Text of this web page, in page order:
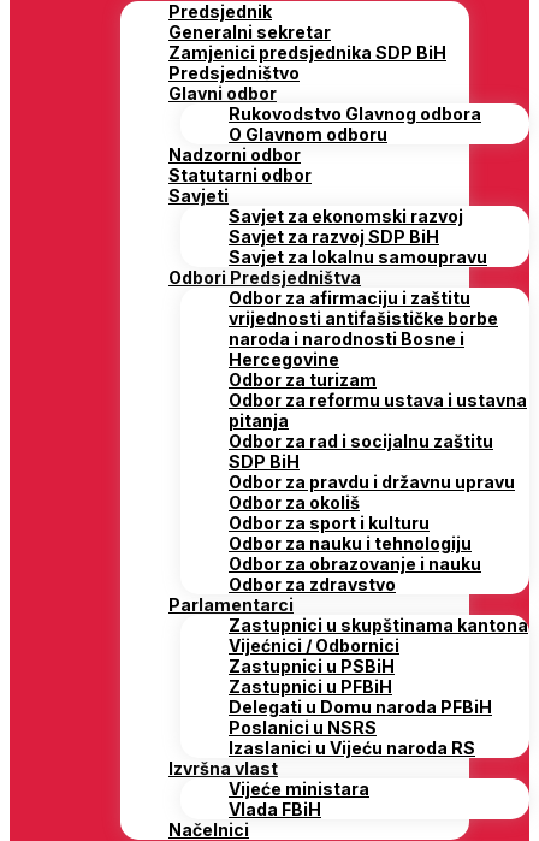
Predsjednik
Generalni sekretar
Zamjenici predsjednika SDP BiH
Predsjedništvo
Glavni odbor
Rukovodstvo Glavnog odbora
O Glavnom odboru
Nadzorni odbor
Statutarni odbor
Savjeti
Savjet za ekonomski razvoj
Savjet za razvoj SDP BiH
Savjet za lokalnu samoupravu
Odbori Predsjedništva
Odbor za afirmaciju i zaštitu
vrijednosti antifašističke borbe
naroda i narodnosti Bosne i
Hercegovine
Odbor za turizam
Odbor za reformu ustava i ustavna
pitanja
Odbor za rad i socijalnu zaštitu
SDP BiH
Odbor za pravdu i državnu upravu
Odbor za okoliš
Odbor za sport i kulturu
Odbor za nauku i tehnologiju
Odbor za obrazovanje i nauku
Odbor za zdravstvo
Parlamentarci
Zastupnici u skupštinama kantona
Vijećnici / Odbornici
Zastupnici u PSBiH
Zastupnici u PFBiH
Delegati u Domu naroda PFBiH
Poslanici u NSRS
Izaslanici u Vijeću naroda RS
Izvršna vlast
Vijeće ministara
Vlada FBiH
Načelnici